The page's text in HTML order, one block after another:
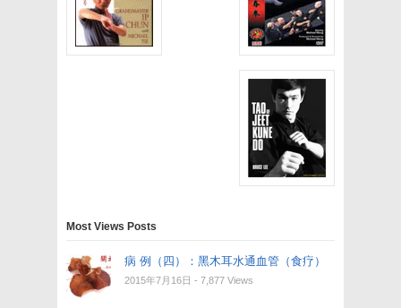
Most Views Posts
病 例（四）：黑木耳水通血管（食疗）
2015年7月16日 - 7,877 Views